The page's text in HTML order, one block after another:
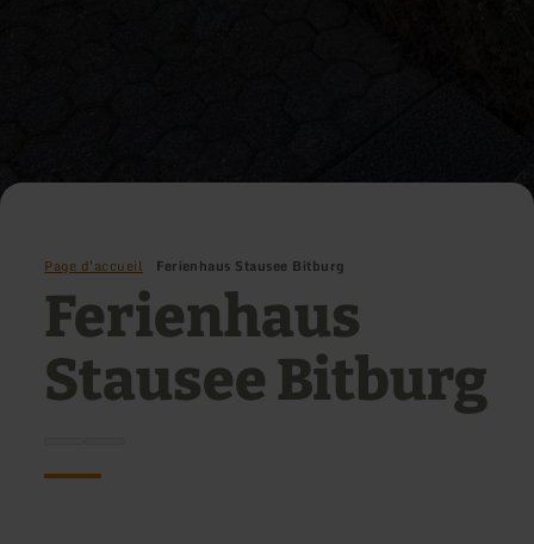
Page d'accueil Ferienhaus Stausee Bitburg
Ferienhaus
Stausee Bitburg